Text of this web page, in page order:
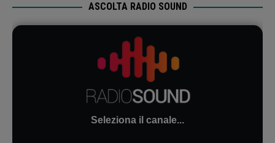
ASCOLTA RADIO SOUND
Seleziona il canale...